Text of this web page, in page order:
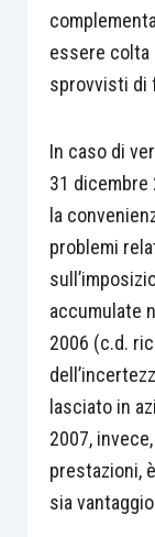
essere colta
sprovvisti di
In caso di
31 dicembre
la
problemi
accumulate
2006 (c.d.
lasciato in
2007,
prestazioni,
sia